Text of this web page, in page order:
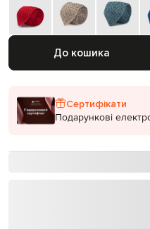
До кошика
Сертифікати
Подарункові